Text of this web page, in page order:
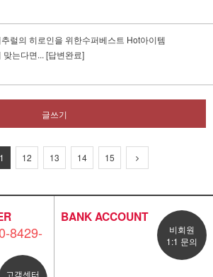
럴의 히로인을 위한수퍼베스트 Hot아이템
맞는다면... [답변완료]
글쓰기
12 13 14 15
8429-
고객센터
BANK ACCOUNT
비회원
1:1 문의